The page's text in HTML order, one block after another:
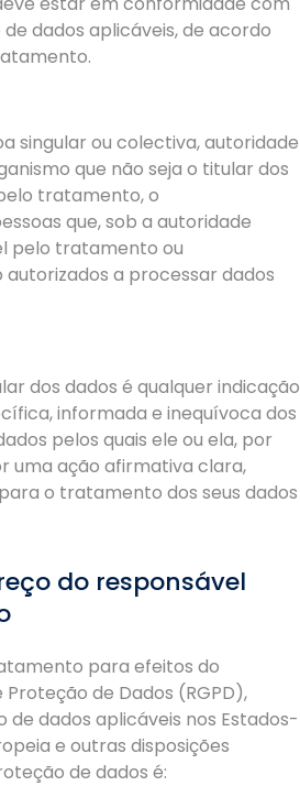
dados aplicáveis, de acordo
singular ou colectiva, autoridade
que não seja o titular dos
tratamento, o
que, sob a autoridade
pelo tratamento ou
a processar dados
dos dados é qualquer indicação
informada e inequívoca dos
pelos quais ele ou ela, por
uma ação afirmativa clara,
o tratamento dos seus dados
do responsável
para efeitos do
de Dados (RGPD),
dados aplicáveis nos Estados-
e outras disposições
de dados é: